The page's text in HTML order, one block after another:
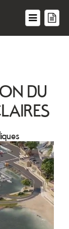
DU